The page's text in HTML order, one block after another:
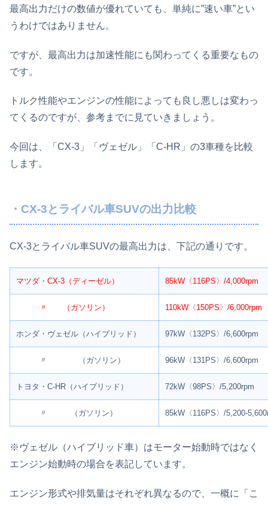
最高出力だけの数値が優れていても、単純に”速い車”とい
うわけではありません。
ですが、最高出力は加速性能にも関わってくる重要なもの
です。
トルク性能やエンジンの性能によっても良し悪しは変わっ
てくるのですが、参考までに見ていきましょう。
今回は、「CX-3」「ヴェゼル」「C-HR」の3車種を比較
します。
・CX-3とライバル車SUVの出力比較
CX-3とライバル車SUVの最高出力は、下記の通りです。
マツダ・CX-3（ディーゼル） 85kW〈116PS〉/4,000rpm
〃 （ガソリン） 110kW〈150PS〉/6,000rpm
ホンダ・ヴェゼル（ハイブリッド） 97kW〈132PS〉/6,600rpm
〃 （ガソリン） 96kW〈131PS〉/6,600rpm
トヨタ・C-HR（ハイブリッド） 72kW〈98PS〉/5,200rpm
〃 （ガソリン） 85kW〈116PS〉/5,200-
※ヴェゼル（ハイブリッド車）はモーター始動時ではなく
エンジン始動時の場合を表記しています。
エンジン形式や排気量はそれぞれ異なるので、一概に「こ